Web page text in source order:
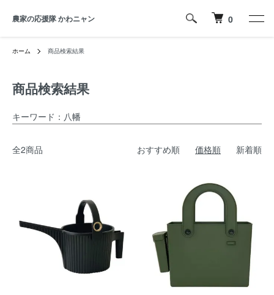
農家の応援隊 かわニャン 0
ホーム 商品検索結果
商品検索結果
キーワード：八幡
全2商品 おすすめ順 価格順 新着順